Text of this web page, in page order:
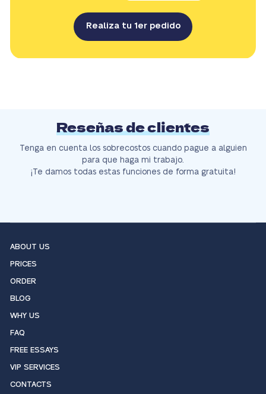
Realiza tu 1er pedido
Reseñas de clientes
Tenga en cuenta los sobrecostos cuando pague a alguien
para que haga mi trabajo.
¡Te damos todas estas funciones de forma gratuita!
ABOUT US
PRICES
ORDER
BLOG
WHY US
FAQ
FREE ESSAYS
VIP SERVICES
CONTACTS